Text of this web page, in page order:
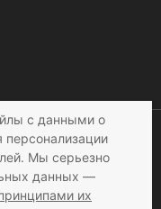
и
данные
нашего сайта в
сусловиями
с данными о
Мы серьезно
данных —
их